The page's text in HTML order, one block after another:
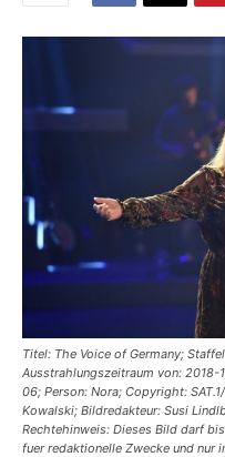
Titel: The Voice of Germany;
Ausstrahlungszeitraum von:
06; Person: Nora; Copyright:
Kowalski; Bildredakteur: Susi
Rechtehinweis: Dieses Bild darf
fuer redaktionelle Zwecke und nur